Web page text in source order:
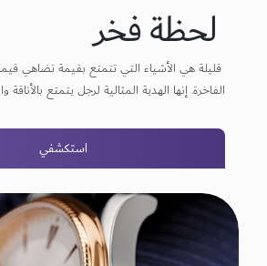
لحظة فخر
قليلة هي الأشياء التي تتمتع بقيمة تضاهي
الفاخرة. إنها الهدية المثالية لرجل يتمتع بالأناقة
استكشفي